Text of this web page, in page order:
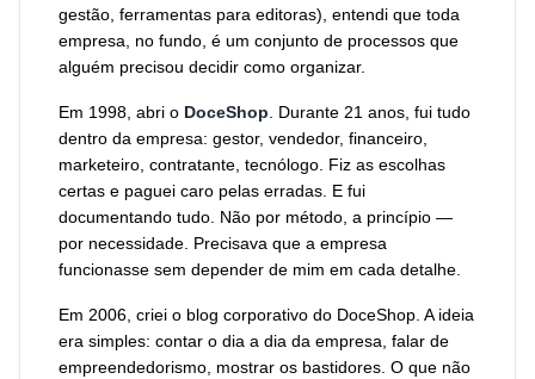
gestão, ferramentas para editoras), entendi que toda
empresa, no fundo, é um conjunto de processos que
alguém precisou decidir como organizar.
Em 1998, abri o DoceShop. Durante 21 anos, fui tudo
dentro da empresa: gestor, vendedor, financeiro,
marketeiro, contratante, tecnólogo. Fiz as escolhas
certas e paguei caro pelas erradas. E fui
documentando tudo. Não por método, a princípio —
por necessidade. Precisava que a empresa
funcionasse sem depender de mim em cada detalhe.
Em 2006, criei o blog corporativo do DoceShop. A ideia
era simples: contar o dia a dia da empresa, falar de
empreendedorismo, mostrar os bastidores. O que não